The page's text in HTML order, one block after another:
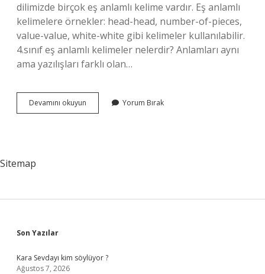
dilimizde birçok eş anlamlı kelime vardır. Eş anlamlı
kelimelere örnekler: head-head, number-of-pieces,
value-value, white-white gibi kelimeler kullanılabilir.
4.sınıf eş anlamlı kelimeler nelerdir? Anlamları aynı
ama yazılışları farklı olan…
Devamını okuyun
Anlamlı
Yorum Bırak
Sitemap
Sidebar
Son Yazılar
Kara Sevdayı kim söylüyor ?
Ağustos 7, 2026